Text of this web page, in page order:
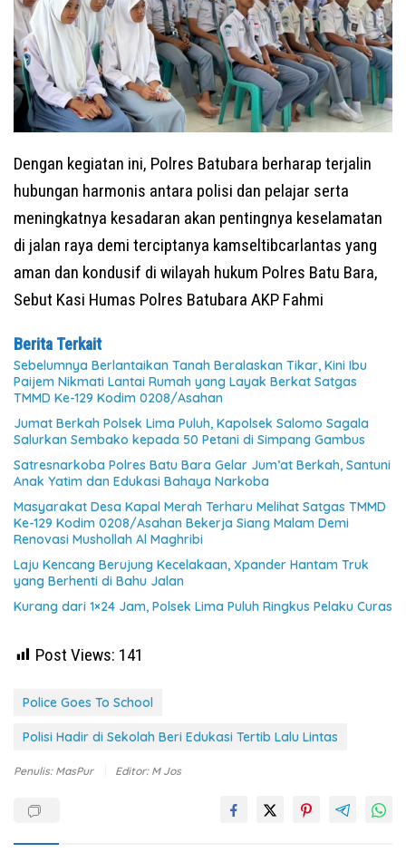
Dengan kegiatan ini, Polres Batubara berharap terjalin
hubungan harmonis antara polisi dan pelajar serta
meningkatnya kesadaran akan pentingnya keselamatan
di jalan raya demi terciptanya kamseltibcarlantas yang
aman dan kondusif di wilayah hukum Polres Batu Bara,
Sebut Kasi Humas Polres Batubara AKP Fahmi
Berita Terkait
Sebelumnya Berlantaikan Tanah Beralaskan Tikar, Kini Ibu
Paijem Nikmati Lantai Rumah yang Layak Berkat Satgas
TMMD Ke-129 Kodim 0208/Asahan
Jumat Berkah Polsek Lima Puluh, Kapolsek Salomo Sagala
Salurkan Sembako kepada 50 Petani di Simpang Gambus
Satresnarkoba Polres Batu Bara Gelar Jum’at Berkah, Santuni
Anak Yatim dan Edukasi Bahaya Narkoba
Masyarakat Desa Kapal Merah Terharu Melihat Satgas TMMD
Ke-129 Kodim 0208/Asahan Bekerja Siang Malam Demi
Renovasi Mushollah Al Maghribi
Laju Kencang Berujung Kecelakaan, Xpander Hantam Truk
yang Berhenti di Bahu Jalan
Kurang dari 1×24 Jam, Polsek Lima Puluh Ringkus Pelaku Curas
Post Views: 141
Police Goes To School
Polisi Hadir di Sekolah Beri Edukasi Tertib Lalu Lintas
Penulis: MasPur Editor: M Jos